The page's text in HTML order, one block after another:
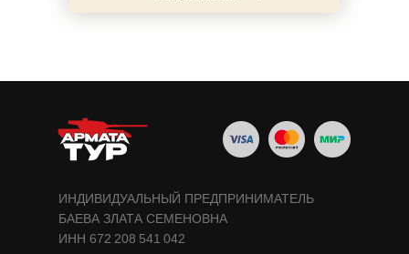
Открыть в Яндекс.Картах
ИНДИВИДУАЛЬНЫЙ ПРЕДПРИНИМАТЕЛЬ
БАЕВА ЗЛАТА СЕМЕНОВНА
ИНН 672 208 541 042